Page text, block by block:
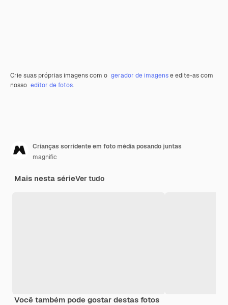
Crie suas próprias imagens com o gerador de imagense edite-as com
nosso editor de fotos.
Crianças sorridente em foto média posando juntas
magnific
Mais nesta sérieVer tudo
Você também pode gostar destas fotos